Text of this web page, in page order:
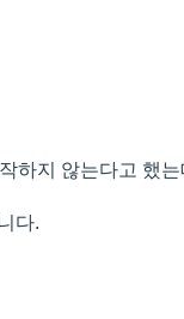
하지 않는다고 했는
다.